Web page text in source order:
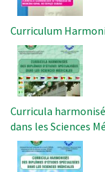
Curriculum
Image
Curricula
dans les Sciences
Image